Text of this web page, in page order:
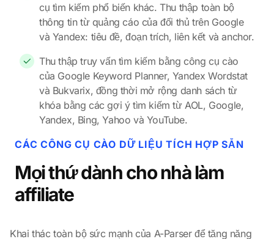
cụ tìm kiếm phổ biến khác. Thu thập toàn bộ
thông tin từ quảng cáo của đối thủ trên Google
và Yandex: tiêu đề, đoạn trích, liên kết và anchor.
Thu thập truy vấn tìm kiếm bằng công cụ cào
của Google Keyword Planner, Yandex Wordstat
và Bukvarix, đồng thời mở rộng danh sách từ
khóa bằng các gợi ý tìm kiếm từ AOL, Google,
Yandex, Bing, Yahoo và YouTube.
CÁC CÔNG CỤ CÀO DỮ LIỆU TÍCH HỢP SẴN
Mọi thứ dành cho nhà làm
affiliate
Khai thác toàn bộ sức mạnh của A-Parser để tăng năng